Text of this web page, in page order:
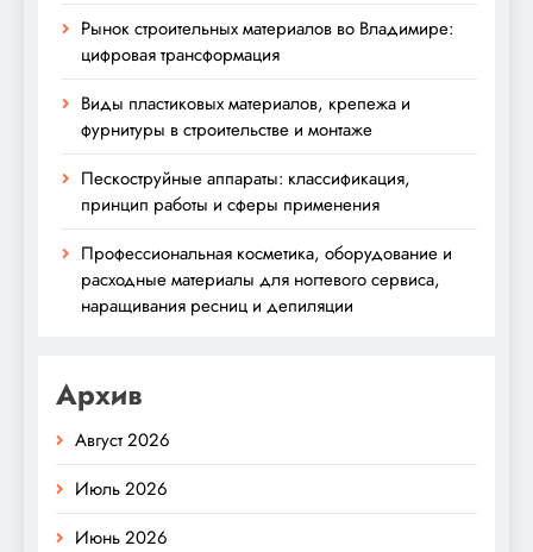
Рынок строительных материалов во Владимире:
цифровая трансформация
Виды пластиковых материалов, крепежа и
фурнитуры в строительстве и монтаже
Пескоструйные аппараты: классификация,
принцип работы и сферы применения
Профессиональная косметика, оборудование и
расходные материалы для ногтевого сервиса,
наращивания ресниц и депиляции
Архив
Август 2026
Июль 2026
Июнь 2026